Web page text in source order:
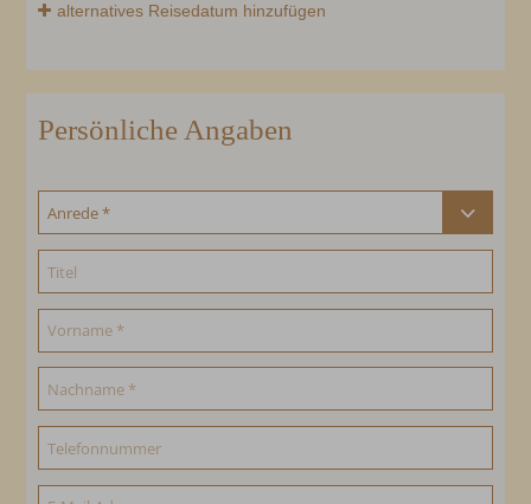
alternatives Reisedatum hinzufügen
Persönliche Angaben